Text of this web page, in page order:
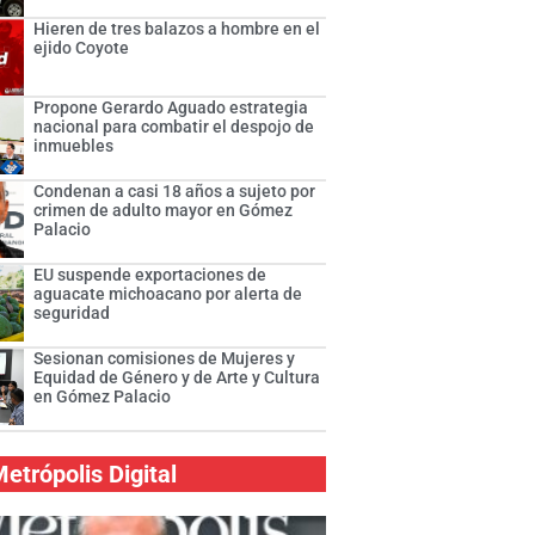
Hieren de tres balazos a hombre en el
ejido Coyote
Propone Gerardo Aguado estrategia
nacional para combatir el despojo de
inmuebles
Condenan a casi 18 años a sujeto por
crimen de adulto mayor en Gómez
Palacio
EU suspende exportaciones de
aguacate michoacano por alerta de
seguridad
Sesionan comisiones de Mujeres y
Equidad de Género y de Arte y Cultura
en Gómez Palacio
Digital